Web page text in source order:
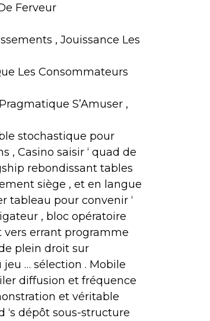
Ferveur
, Jouissance Les
Les Consommateurs
S’Amuser ,
stochastique pour
Casino saisir ‘ quad de
rebondissant tables
siège , et en langue
tableau pour convenir ‘
, bloc opératoire
errant programme
plein droit sur
… sélection . Mobile
diffusion et fréquence
et véritable
dépôt sous-structure